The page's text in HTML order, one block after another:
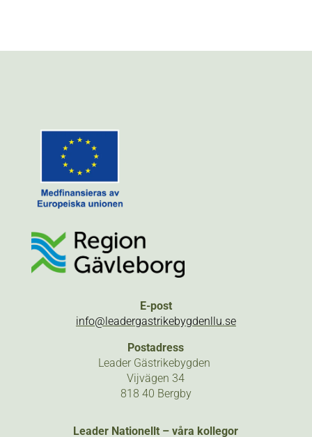
E-post
info@leadergastrikebygdenllu.se
Postadress
Leader Gästrikebygden
Vijvägen 34
818 40 Bergby
Leader Nationellt – våra kollegor